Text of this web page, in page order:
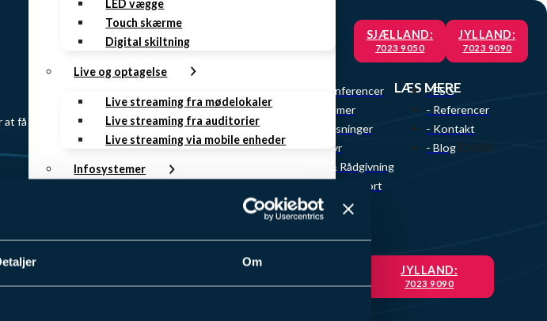
Om
LED vægge
Touch skærme
Digital skiltning
Live og optagelse
Live streaming fra mødelokaler
Live streaming fra auditorier
Live streaming via mobile enheder
Infosystemer
Infoskærme
AV as a Service
SJÆLLAND:
7023 9050
JYLLAND:
7023 9090
få høre mere om
- Videokonferencer
- Lydsystemer
- Skærmløsninger
- AV udstyr
- Design & Rådgivning
- Service & Support
LÆS MERE
- ESG
- Referencer
- Kontakt
- Blog$10.00
7023 9050
JYLLAND:
7023 9090